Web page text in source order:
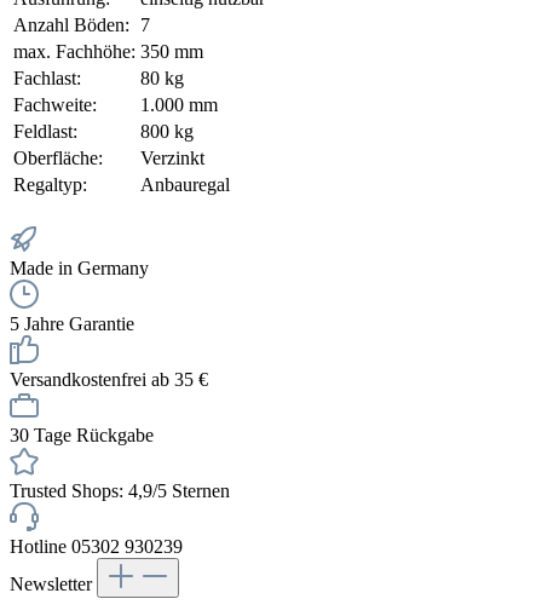
Anzahl Böden:
7
max. Fachhöhe: 350 mm
Fachlast:
80 kg
Fachweite:
1.000 mm
Feldlast:
800 kg
Oberfläche:
Verzinkt
Regaltyp:
Anbauregal
Made in Germany
5 Jahre Garantie
Versandkostenfrei ab 35 €
30 Tage Rückgabe
Trusted Shops: 4,9/5 Sternen
Hotline 05302 930239
Newsletter